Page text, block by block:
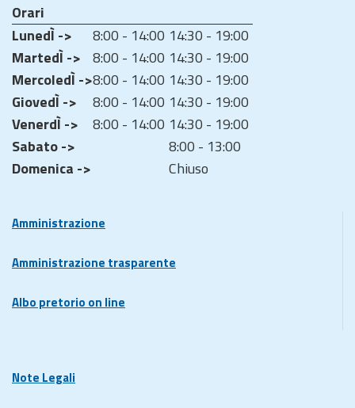
Orari
LunedÌ ->
8:00 - 14:00 14:30 - 19:00
MartedÌ -> 8:00 - 14:00 14:30 - 19:00
MercoledÌ ->8:00 - 14:00 14:30 - 19:00
GiovedÌ ->
8:00 - 14:00 14:30 - 19:00
VenerdÌ ->
8:00 - 14:00 14:30 - 19:00
Sabato ->
8:00 - 13:00
Domenica ->
Chiuso
Amministrazione
Amministrazione trasparente
Albo pretorio on line
Note Legali